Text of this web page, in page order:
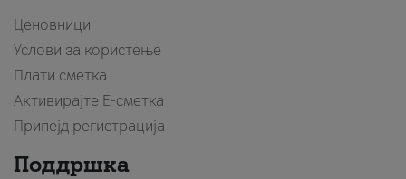
Ценовници
Услови за користење
Плати сметка
Активирајте Е-сметка
Припејд регистрација
Поддршка